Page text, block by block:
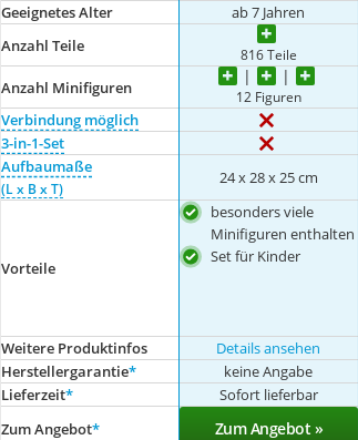
Geeignetes Alter
ab 7 Jahren
Anzahl Teile
816 Teile
Anzahl Minifiguren 12 Figuren
Verbindung möglich
3-in-1-Set
Aufbaumaße
(L x B x T)
24 x 28 x 25 cm
Vorteile
besonders viele
Minifiguren enthalten
Set für Kinder
Weitere Produktinfos Details ansehen
Herstellergarantie* keine Angabe
Lieferzeit* Sofort lieferbar
Zum Angebot* Zum Angebot »